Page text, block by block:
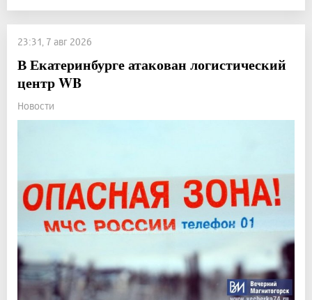
23:31, 7 авг 2026
В Екатеринбурге атакован логистический
центр WB
Новости